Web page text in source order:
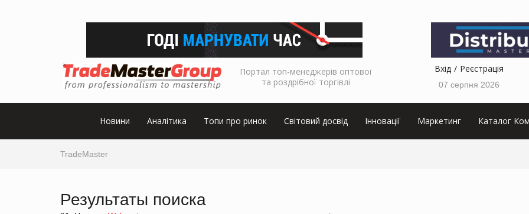
Портал топ-менеджерів оптової
та роздрібної торгівлі
Вхід Реєстрація
07 серпня 2026
Новини Аналітика Топи про ринок Світовий досвід Інновації Маркетинг Каталог
TradeMaster
Результаты поиска